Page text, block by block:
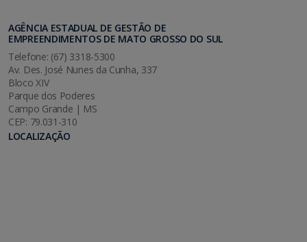
AGÊNCIA ESTADUAL DE GESTÃO DE
EMPREENDIMENTOS DE MATO GROSSO DO SUL
Telefone: (67) 3318-5300
Av. Des. José Nunes da Cunha, 337
Bloco XIV
Parque dos Poderes
Campo Grande | MS
CEP: 79.031-310
LOCALIZAÇÃO